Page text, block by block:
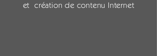
et création de contenu Internet